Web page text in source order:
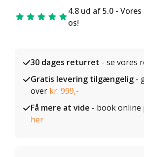
4.8 ud af 5.0 -
os!
30 dages returret - se vores
Gratis levering tilgængelig -
over kr. 999,-
Få mere at vide - book
her